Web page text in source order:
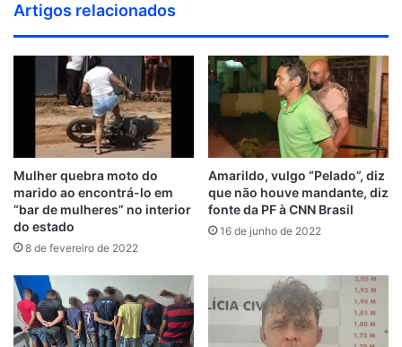
Artigos relacionados
Mulher quebra moto do
marido ao encontrá-lo em
“bar de mulheres” no interior
do estado
8 de fevereiro de 2022
Amarildo, vulgo “Pelado”, diz
que não houve mandante, diz
fonte da PF à CNN Brasil
16 de junho de 2022